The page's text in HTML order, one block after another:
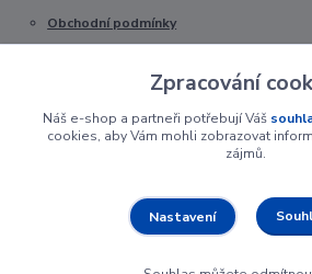
Obchodní podmínky
Zpracování
Náš e-shop a partneři potřebují Váš
cookies, aby Vám mohli zobrazovat
zájmů.
Nastavení